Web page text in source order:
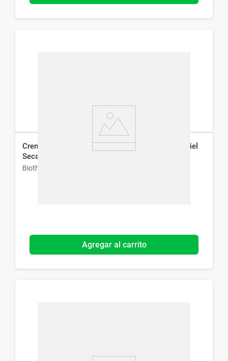
Crema Facial Biotherm Blue Therapy Red Algae Piel
Seca x 50 ml
Biotherm
Agregar al carrito